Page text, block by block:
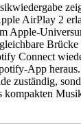
AirPlay 2
Apple-
Connect
App
zuständig,
kompakten